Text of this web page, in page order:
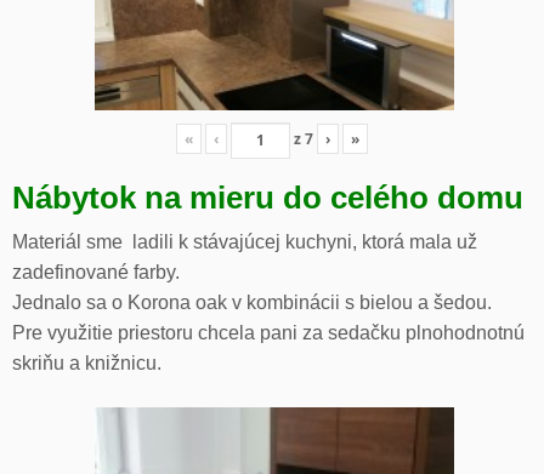
« ‹ z7 › »
Nábytok na mieru do celého domu
Materiál sme ladili k stávajúcej kuchyni, ktorá mala už
zadefinované farby.
Jednalo sa o Korona oak v kombinácii s bielou a šedou.
Pre využitie priestoru chcela pani za sedačku plnohodnotnú
skriňu a knižnicu.